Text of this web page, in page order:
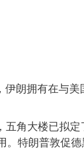
朗拥有在与美
五角大楼已拟
。特朗普敦促